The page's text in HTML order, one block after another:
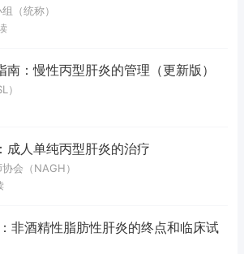
（统称）
：慢性丙型肝炎的管理（更新版）
）
成人单纯丙型肝炎的治疗
会（NAGH）
非酒精性脂肪性肝炎的终点和临床试